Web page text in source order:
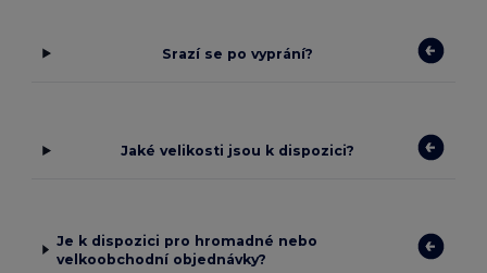
Srazí se po vyprání?
Jaké velikosti jsou k dispozici?
Je k dispozici pro hromadné nebo
velkoobchodní objednávky?